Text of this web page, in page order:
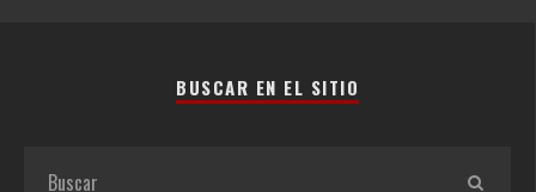
BUSCAR EN EL SITIO